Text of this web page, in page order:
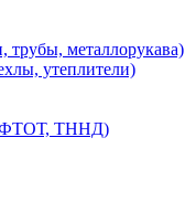
трубы, металлорукава)
утеплители)
ФТОТ, ТННД)